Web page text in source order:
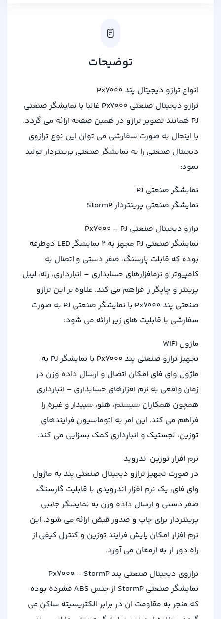
توضیحات
انواع ترازو دیجیتال پند Px7000
ترازو دیجیتال صنعتی Px7000 غالبا با نمایشگر صنعتی
PJ همانند تصویر ترازو در همین صفحه ارائه می گردد.
با اینحال به صورت سفارشی می توان این نوع ترازوی
دیجیتال صنعتی را به نمایشگر صنعتی پرینتردار تولید
نمود:
نمایشگر صنعتی PJ
نمایشگر صنعتی پرینتردار StormP
ترازو دیجیتال صنعتی Px7000 – PJ
نمایشگر صنعتی PJ مجهز به 2 نمایشگر LED دوطرفه
بوده که قابلت پارسنگ، صفر دستی و اتصال به
کامپیوتر و نرمافزارهای حسابداری – انبارداری، رله، لیبل
پرینتر و چاپگر را فراهم می کند. علاوه بر این ترازو
صنعتی پند Px7000 با نمایشگر صنعتی PJ به صورت
سفارشی با قابلیت های زیر ارائه می شود:
ماژول WIFI
تجهیز ترازو صنعتی پند Px7000 با نمایشگر PJ به
ماژول وای فای امکان اتصال و ارسال داده وزن در
زمان واقعی به نرم افزارهای حسابداری – انبارداری
همچون همکاران سیستم، هلو، سپیدار و غیره را
فراهم می کند. این امر به اتوماسیون فرایندهای
توزین، لجستیک و انبارداری کمک بسزایی می کند.
نرم افزار توزین اندروید
در صورت تجهیز ترازو دیجیتال صنعتی پند به ماژول
وای فای، یک نرم افزار اندرویدی با قابلیت گارسنگ،
صفر دستی و ارسال داده وزن به نمایشگر جانبی
پرینتردار برای چاپ و صدور قبض ارائه می شود. این
نرم افزار امکان پایش فرایند توزین و کنترل کیفی از
راه دور ار به ارمغان می آورد.
ترازوی دیجیتال صنعتی پند Px7000 – StormP
نمایشگر صنعتی StormP از جنس ABS فشرده بوده
که منجر به مقاومت ان در برابر الکتریسیته ساکن می